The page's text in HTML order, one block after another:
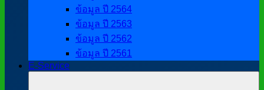
ข้อมูล ปี 2564
ข้อมูล ปี 2563
ข้อมูล ปี 2562
ข้อมูล ปี 2561
E-Service